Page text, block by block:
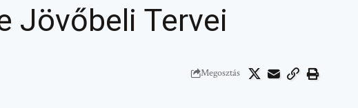
Jövőbeli Tervei
Megosztás